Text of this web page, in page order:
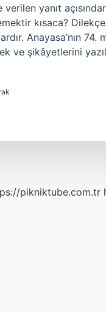
yanıt
kısaca?
Anayasa’nın
ve şikâyetlerini
pikniktube.com.tr